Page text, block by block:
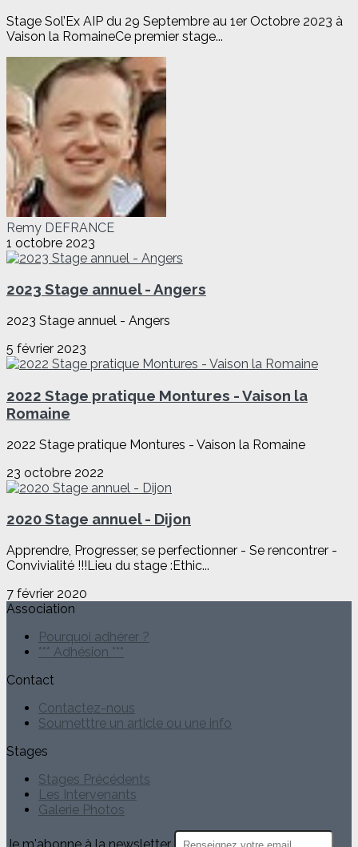
Stage Sol’Ex AIP du 29 Septembre au 1er Octobre 2023 à
Vaison la RomaineCe premier stage...
Remy DEFRANCE
1 octobre 2023
2023 Stage annuel - Angers
2023 Stage annuel - Angers
5 février 2023
2022 Stage pratique Montures - Vaison la
Romaine
2022 Stage pratique Montures - Vaison la Romaine
23 octobre 2022
2020 Stage annuel - Dijon
Apprendre, Progresser, se perfectionner - Se rencontrer -
Convivialité !!!Lieu du stage :Ethic...
7 février 2020
Association
Pourquoi adhérer ?
*** Adhésion ***
Contact
Contactez-nous
Soumetttre un article ou une info
Stages
Stages Précédents
Les Intervenants
Galerie Photos